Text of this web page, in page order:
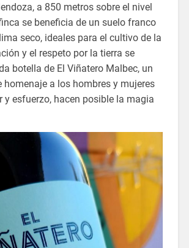
a 850 metros sobre el nivel
se beneficia de un suelo franco
seco, ideales para el cultivo de la
y el respeto por la tierra se
botella de El Viñatero Malbec, un
homenaje a los hombres y mujeres
y esfuerzo, hacen posible la magia